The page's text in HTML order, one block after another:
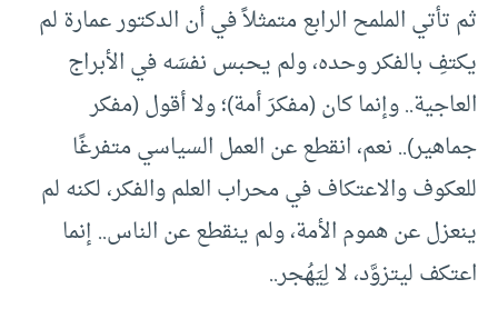
ثم تأتي الملمح الرابع متمثلاً في أن الدكتور عمارة لم
يكتفِ بالفكر وحده، ولم يحبس نفسَه في الأبراج
العاجية.. وإنما كان (مفكرَ أمة)؛ ولا أقول (مفكر
جماهير).. نعم، انقطع عن العمل السياسي متفرغًا
للعكوف والاعتكاف في محراب العلم والفكر، لكنه لم
ينعزل عن هموم الأمة، ولم ينقطع عن الناس.. إنما
اعتكف ليتزوَّد، لا لِيَهُجر..